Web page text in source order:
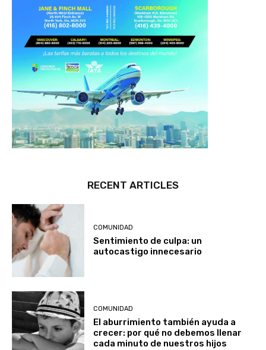
RECENT ARTICLES
COMUNIDAD
Sentimiento de culpa: un
autocastigo innecesario
COMUNIDAD
El aburrimiento también ayuda a
crecer: por qué no debemos llenar
cada minuto de nuestros hijos